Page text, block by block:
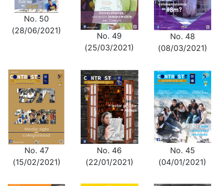
No. 50
(28/06/2021)
No. 49
(25/03/2021)
No. 48
(08/03/2021)
No. 47
(15/02/2021)
No. 46
(22/01/2021)
No. 45
(04/01/2021)